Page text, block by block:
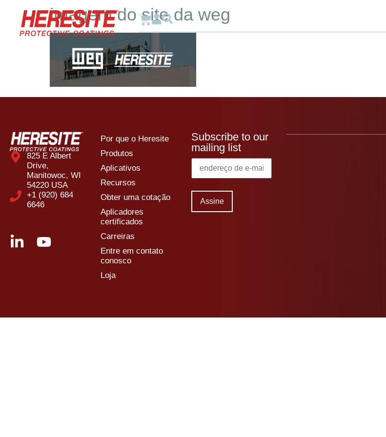
imagem do site da weg
825 E Albert
Drive,
Manitowoc, WI
54220 USA
+1 (920) 684
6646
Por que o Heresite
Produtos
Aplicativos
Recursos
Obter uma cotação
Aplicadores
certificados
Carreiras
Entre em contato
conosco
Loja
Subscribe to our
mailing list